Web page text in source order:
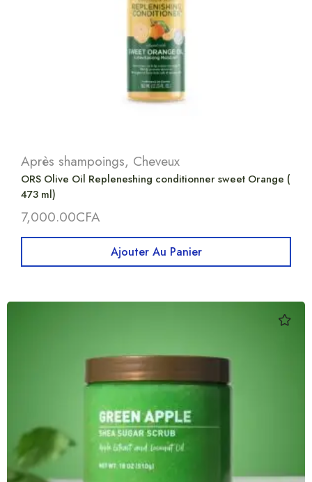
Après shampoings, Cheveux
ORS Olive Oil Repleneshing conditionner sweet Orange (
473 ml)
7,000.00CFA
Ajouter Au Panier